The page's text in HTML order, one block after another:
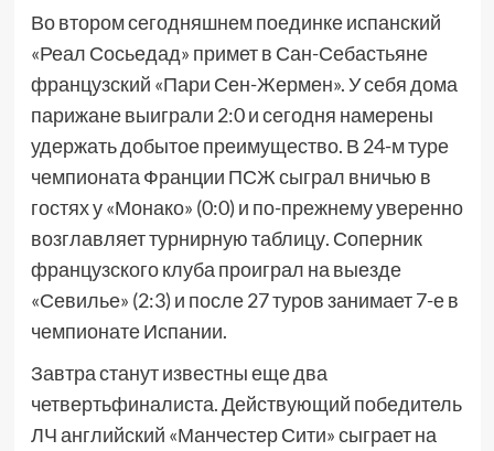
Во втором сегодняшнем поединке испанский
«Реал Сосьедад» примет в Сан-Себастьяне
французский «Пари Сен-Жермен». У себя дома
парижане выиграли 2:0 и сегодня намерены
удержать добытое преимущество. В 24-м туре
чемпионата Франции ПСЖ сыграл вничью в
гостях у «Монако» (0:0) и по-прежнему уверенно
возглавляет турнирную таблицу. Соперник
французского клуба проиграл на выезде
«Севилье» (2:3) и после 27 туров занимает 7-е в
чемпионате Испании.
Завтра станут известны еще два
четвертьфиналиста. Действующий победитель
ЛЧ английский «Манчестер Сити» сыграет на